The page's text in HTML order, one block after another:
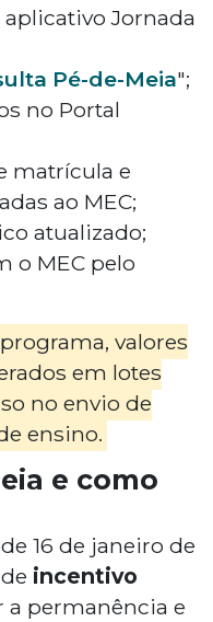
Jornada
Pé-de-Meia";
no Portal
matrícula e
ao MEC;
atualizado;
o MEC pelo
valores
em lotes
no envio de
ensino.
e como
de 16 de janeiro de
incentivo
a permanência e